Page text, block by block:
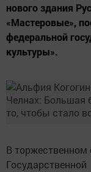
нового здания
«Мастеровые»,
федеральной
культуры».
В торжественном
Государственной